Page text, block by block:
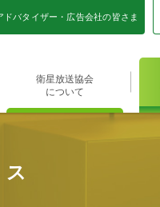
ドバタイザー・広告会社の皆さま
衛星放送協会
について